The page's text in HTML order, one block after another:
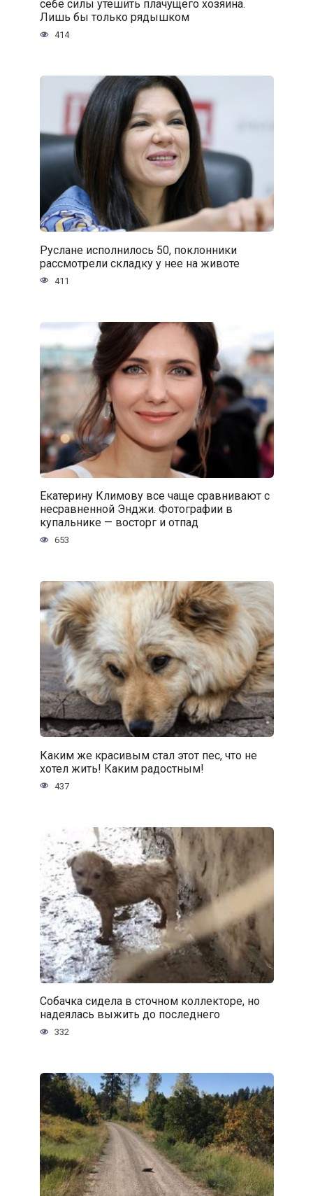
себе силы утешить плачущего хозяина.
Лишь бы только рядышком
414
Руслане исполнилось 50, поклонники
рассмотрели складку у нее на животе
411
Екатерину Климову все чаще сравнивают с
несравненной Энджи. Фотографии в
купальнике — восторг и отпад
653
Каким же красивым стал этот пес, что не
хотел жить! Каким радостным!
437
Собачка сидела в сточном коллекторе, но
надеялась выжить до последнего
332